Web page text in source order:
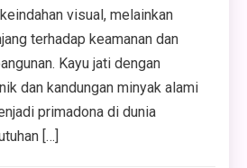
visual, melainkan
terhadap keamanan dan
Kayu jati dengan
dan kandungan minyak alami
primadona di dunia
[…]